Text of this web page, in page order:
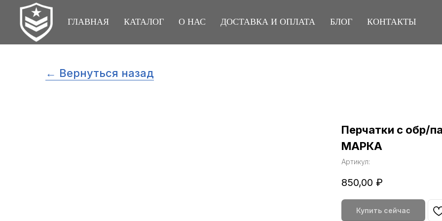
ГЛАВНАЯ КАТАЛОГ О НАС ДОСТАВКА И ОПЛАТА БЛОГ КОНТАКТЫ
← Вернуться назад
Перчатки с обр/
МАРКА
Артикул:
850,00 ₽
Купить сейчас